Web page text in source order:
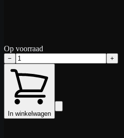
Op voorraad
− +
In winkelwagen